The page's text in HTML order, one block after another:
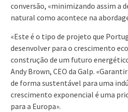
conversão, «minimizando assim a
natural como acontece na
«Este é o tipo de projeto que
desenvolver para o crescimento
construção de um futuro
Andy Brown, CEO da Galp.
de forma sustentável para uma
crescimento exponencial é uma
para a Europa».